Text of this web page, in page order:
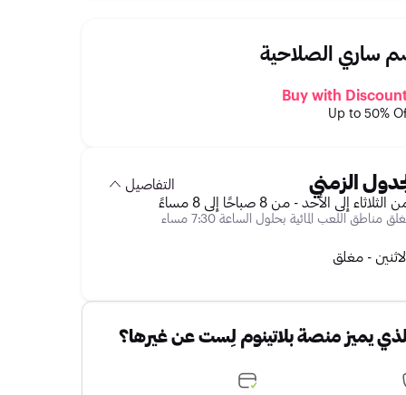
ساري الصلاحية
Buy with
Up to 50%
الزمني
التفاصيل
الثلاثاء إلى الأحد - من 8 صباحًا إلى 8 مساءً
مناطق اللعب المائية بحلول الساعة 7:30 مساء
- مغلق
يميز منصة بلاتينوم لِست عن غيرها؟